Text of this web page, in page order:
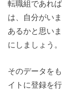
転職組であれ
は、自分がい
あるかと思い
にしましょう。
そのデータを
イトに登録を